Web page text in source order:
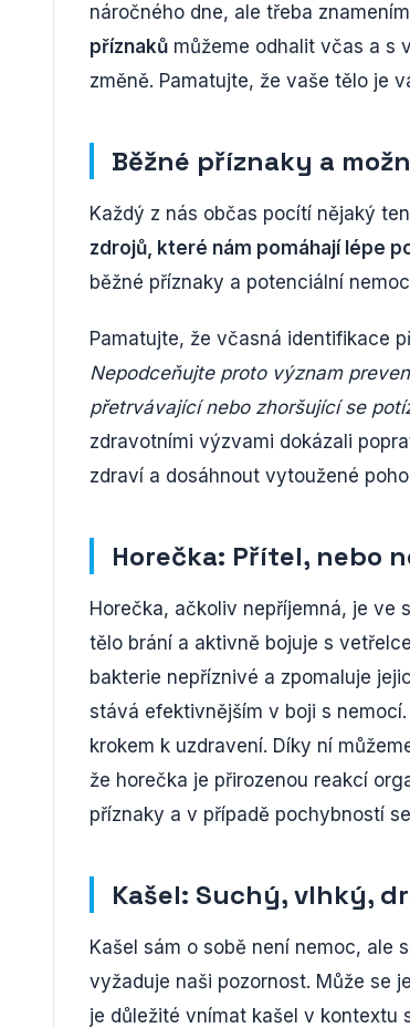
náročného dne, ale třeba
příznaků můžeme odhalit včas a s
změně. Pamatujte, že vaše tělo je
Běžné příznaky a
Každý z nás občas pocítí nějaký
zdrojů, které nám pomáhají lépe
běžné příznaky a potenciální
Pamatujte, že včasná identifikace
Nepodceňujte proto význam
přetrvávající nebo zhoršující se
zdravotními výzvami dokázali
zdraví a dosáhnout vytoužené
Horečka: Přítel, nebo
Horečka, ačkoliv nepříjemná, je ve
tělo brání a aktivně bojuje s
bakterie nepříznivé a zpomaluje
stává efektivnějším v boji s nemocí.
krokem k uzdravení. Díky ní
že horečka je přirozenou reakcí
příznaky a v případě pochybností
Kašel: Suchý, vlhký,
Kašel sám o sobě není nemoc, ale
vyžaduje naši pozornost. Může se
je důležité vnímat kašel v kontextu